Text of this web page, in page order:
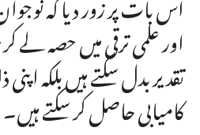
اور علمی ترقی میں حصہ لے
تقدیر بدل سکتے ہیں بلکہ
کامیابی حاصل کر سکتے ہیں۔